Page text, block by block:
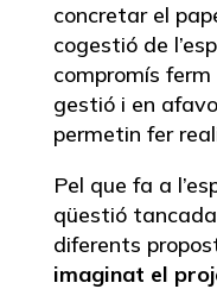
concretar el
cogestió de
compromís
gestió i en
permetin fer
Pel que fa a
qüestió
diferents
imaginat el